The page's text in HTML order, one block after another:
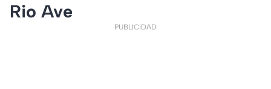
Rio Ave
PUBLICIDAD